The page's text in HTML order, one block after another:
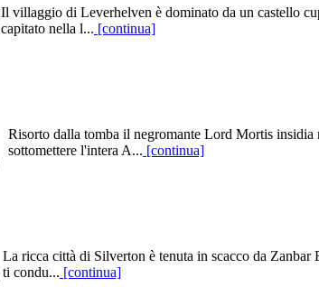
Il villaggio di Leverhelven è dominato da un castello
capitato nella l... [continua]
Risorto dalla tomba il negromante Lord Mortis
sottomettere l'intera A... [continua]
La ricca città di Silverton è tenuta in scacco da
ti condu... [continua]